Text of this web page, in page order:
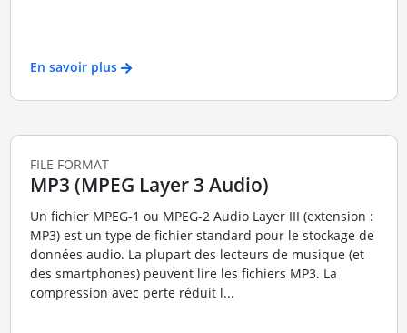
En savoir plus
FILE FORMAT
MP3 (MPEG Layer 3 Audio)
Un fichier MPEG-1 ou MPEG-2 Audio Layer III (extension :
MP3) est un type de fichier standard pour le stockage de
données audio. La plupart des lecteurs de musique (et
des smartphones) peuvent lire les fichiers MP3. La
compression avec perte réduit l...